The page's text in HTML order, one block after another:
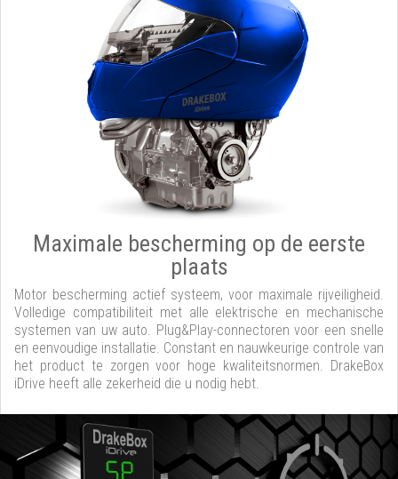
Maximale bescherming op de eerste
plaats
Motor bescherming actief systeem, voor maximale rijveiligheid.
Volledige compatibiliteit met alle elektrische en mechanische
systemen van uw auto. Plug&Play-connectoren voor een snelle
en eenvoudige installatie. Constant en nauwkeurige controle van
het product te zorgen voor hoge kwaliteitsnormen. DrakeBox
iDrive heeft alle zekerheid die u nodig hebt.